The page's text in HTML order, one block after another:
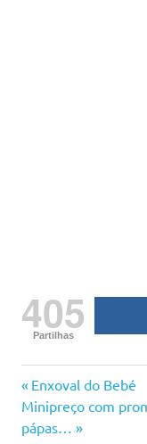
405
Partilhas
meses
água
Navegação
de
Previous
Post:
Enxoval do Bebé
Next
Post:
Minipreço com
pápas…